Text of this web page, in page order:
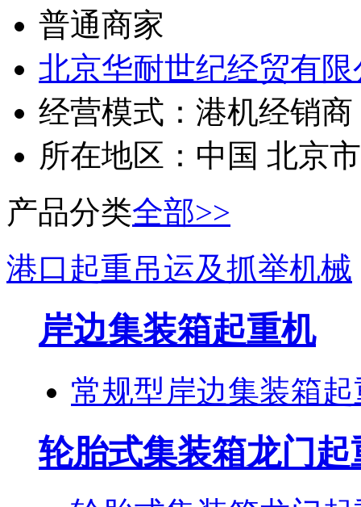
普通商家
北京华耐世纪经贸有限
经营模式： 港机经销商
所在地区： 中国 北京
产品分类全部>>
港口起重吊运及抓举机械
岸边集装箱起重机
常规型岸边集装箱
轮胎式集装箱龙门起